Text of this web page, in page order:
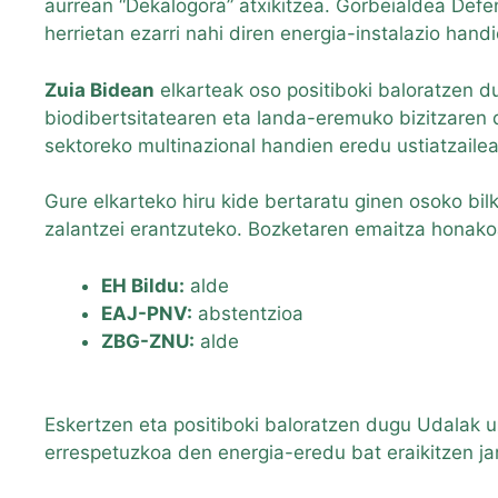
aurrean “Dekalogora” atxikitzea. Gorbeialdea
herrietan ezarri nahi diren energia-instalazio
Zuia Bidean elkarteak oso positiboki baloratzen
biodibertsitatearen eta landa-eremuko
sektoreko multinazional handien eredu
Gure elkarteko hiru kide bertaratu ginen osoko
zalantzei erantzuteko. Bozketaren emaitza
EH Bildu: alde
EAJ-PNV: abstentzioa
ZBG-ZNU: alde
Eskertzen eta positiboki baloratzen dugu Udalak
errespetuzkoa den energia-eredu bat eraikitzen